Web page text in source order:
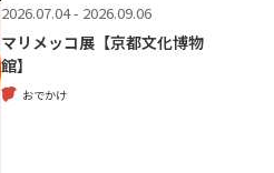
2026.07.04 - 2026.09.06
マリメッコ展【京都文化博物
館】
おでかけ